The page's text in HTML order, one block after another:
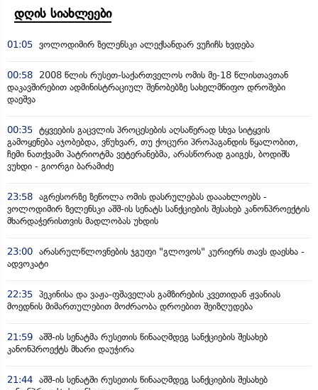
დღის სიახლეები
01:05 ვოლოდიმირ ზელენსკი ალექსანდარ ვუჩიჩს ხვდება
00:58
2008 წლის რუსეთ-საქართველოს ომის მე-18 წლისთავთან
დაკავშირებით ადმინისტრაციულ შენობებზე სახელმწიფო დროშები
დაეშვა
00:35 ტყვეების გაცვლის პროცესების აღსაწერად სხვა სიტყვის
გამოყენება აჯობებდა, ვწუხვარ, თუ ქოცური პროპაგანდის წყალობით,
ჩემი ნათქვამი პატრიოტმა ვეტერანებმა, არასწორად გაიგეს, ბოდიშს
ვუხდი - გიორგი ბარამიძე
23:58 აგრესორზე ზეწოლა ომის დასრულებას დააახლოებს -
ვოლოდიმირ ზელენსკი აშშ-ის სენატს სანქციების შესახებ კანონპროექტის
მხარდაჭერისთვის მადლობას უხდის
23:00 არასრულწლოვნების ჯგუფი "გლოვოს" კურიერს თავს დაესხა -
ადვოკატი
22:35 პეკინისა და ვაჟა-ფშაველას გამზირების კვეთიდან ჟვანიას
მოედნის მიმართულებით მოძრაობა დროებით შეიზღუდება
21:59 აშშ-ის სენატმა რუსეთის წინააღმდეგ სანქციების შესახებ
კანონპროექტს მხარი დაუჭირა
21:44 აშშ-ის სენატში რუსეთის წინააღმდეგ სანქციების შესახებ